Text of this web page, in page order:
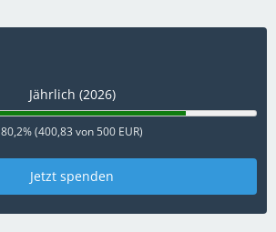
Jährlich (2026)
80,2% (400,83 von 500 EUR)
Jetzt spenden